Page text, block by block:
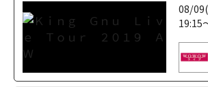
08/
19:15